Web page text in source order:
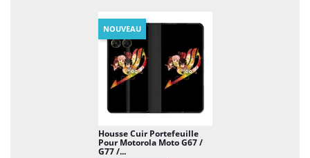
Housse Cuir Portefeuille
Pour Motorola Moto G67 /
G77 /...
NOUVEAU